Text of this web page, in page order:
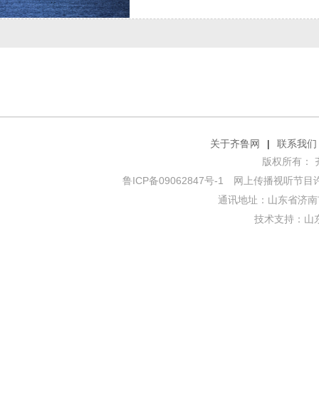
关于齐鲁网 |
联系我们
版权所有：
鲁ICP备09062847号-1
网上传播视听节目
通讯地址：山东省济
技术支持： 山